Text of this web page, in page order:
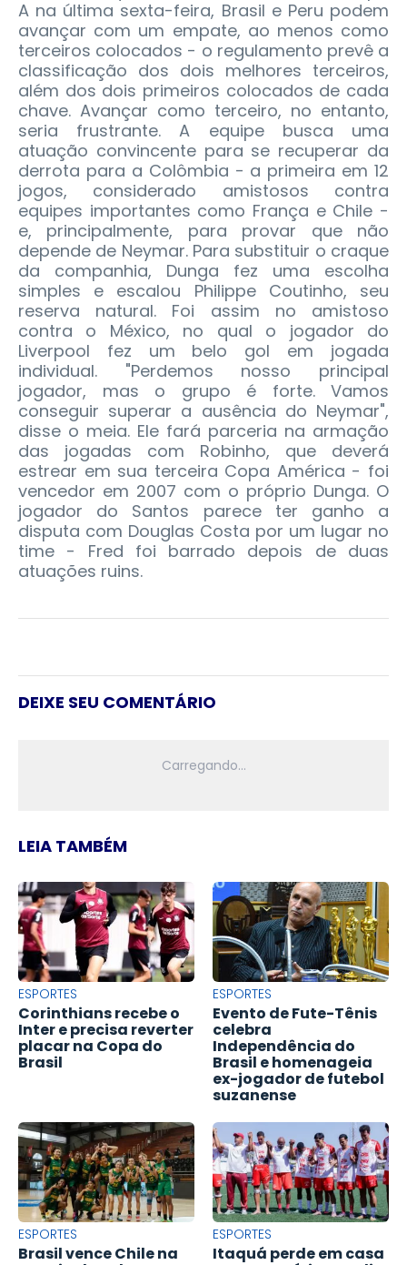
A na última sexta-feira, Brasil e Peru podem
avançar com um empate, ao menos como
terceiros colocados - o regulamento prevê a
classificação dos dois melhores terceiros,
além dos dois primeiros colocados de cada
chave. Avançar como terceiro, no entanto,
seria frustrante. A equipe busca uma
atuação convincente para se recuperar da
derrota para a Colômbia - a primeira em 12
jogos, considerado amistosos contra
equipes importantes como França e Chile -
e, principalmente, para provar que não
depende de Neymar. Para substituir o craque
da companhia, Dunga fez uma escolha
simples e escalou Philippe Coutinho, seu
reserva natural. Foi assim no amistoso
contra o México, no qual o jogador do
Liverpool fez um belo gol em jogada
individual. "Perdemos nosso principal
jogador, mas o grupo é forte. Vamos
conseguir superar a ausência do Neymar",
disse o meia. Ele fará parceria na armação
das jogadas com Robinho, que deverá
estrear em sua terceira Copa América - foi
vencedor em 2007 com o próprio Dunga. O
jogador do Santos parece ter ganho a
disputa com Douglas Costa por um lugar no
time - Fred foi barrado depois de duas
atuações ruins.
DEIXE SEU COMENTÁRIO
LEIA TAMBÉM
ESPORTES
Corinthians recebe o
Inter e precisa reverter
placar na Copa do
Brasil
ESPORTES
Evento de Fute-Tênis
celebra
Independência do
Brasil e homenageia
ex-jogador de futebol
suzanense
ESPORTES
Brasil vence Chile na
ESPORTES
Itaquá perde em casa